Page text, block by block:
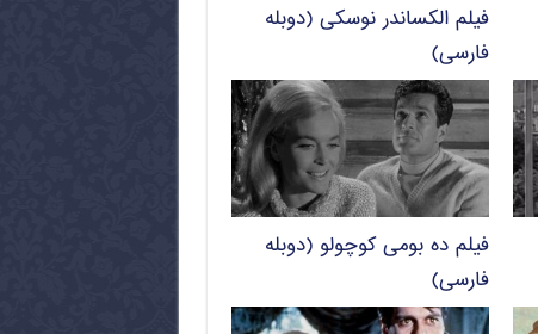
فیلم الکساندر نوسکی (دوبله
فارسی)
فیلم ده بومی کوچولو (دوبله
فارسی)